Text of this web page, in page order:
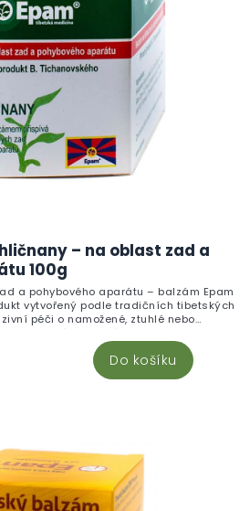
– na oblast zad a
100g
Do košíku
a pohybového aparátu – balzám Epam
vytvořený podle tradičních tibetských
péči o namožené, ztuhlé nebo
pohybového aparátu.